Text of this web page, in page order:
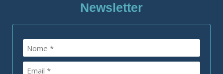
Newsletter